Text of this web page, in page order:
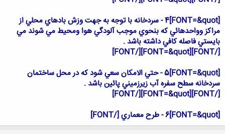
[FONT=&quot]4 - سردخانه با توجه به جهت وزش بادهاي محلي از
مراكز وواحدهائي كه بنحوي موجب آلودگي هوا ومحيط مي شوند مي
بايستي فاصله كافي داشته باشد .
[/FONT]
[FONT=&quot][/FONT]
[FONT=&quot]5 - حتي الامكان سعي شود كه در محل ساختمان
سردخانه سطح سفره آب زيرزميني پائين باشد .
[/FONT]
[FONT=&quot][/FONT]
[FONT=&quot]6 - طرح معماري [/FONT]